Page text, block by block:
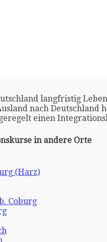
langfristig
nach Deutschland
einen
in andere Orte
(Harz)
Coburg